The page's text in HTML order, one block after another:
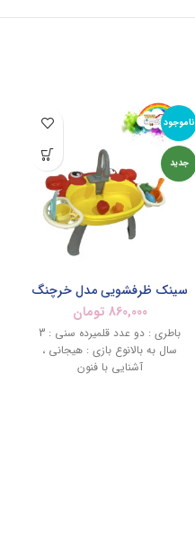
ناموجود
جدید
سینک ظرفشویی مدل خرچنگ
860,000 تومان
باطری : دو عدد قلمیرده سنی : 3
سال به بالانوع بازی : هیجانی ،
آشنایی با فنون